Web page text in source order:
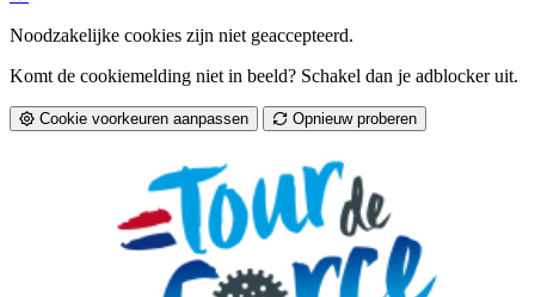
Noodzakelijke cookies zijn niet geaccepteerd.
Komt de cookiemelding niet in beeld? Schakel dan je adblocker uit.
Cookie voorkeuren aanpassen Opnieuw proberen